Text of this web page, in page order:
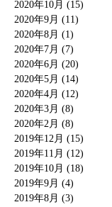
2020年10月 (15)
2020年9月 (11)
2020年8月 (1)
2020年7月 (7)
2020年6月 (20)
2020年5月 (14)
2020年4月 (12)
2020年3月 (8)
2020年2月 (8)
2019年12月 (15)
2019年11月 (12)
2019年10月 (18)
2019年9月 (4)
2019年8月 (3)